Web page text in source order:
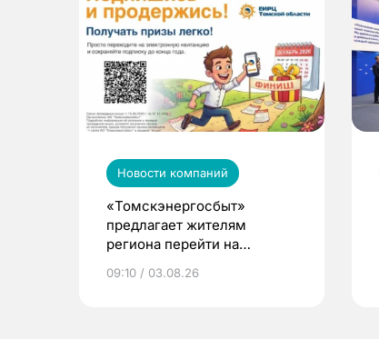
Новости компаний
«Томскэнергосбыт»
предлагает жителям
региона перейти на
выиграть призы
09:10 / 03.08.26